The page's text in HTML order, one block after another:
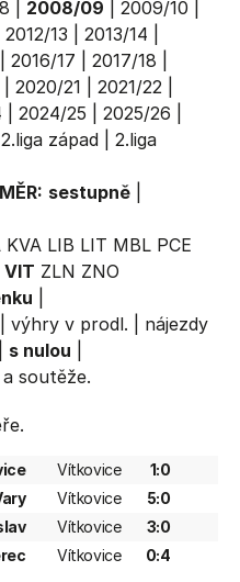
2008/09 2009/10
2012/13 2013/14
2016/17 2017/18
2020/21 2021/22
2024/25 2025/26
2.liga západ
2.liga
sestupně
KVA LIB LIT MBL PCE
VIT ZLN ZNO
výhry v prodl.
nájezdy
s nulou
soutěže.
Vítkovice
1:0
Vítkovice
5:0
Vítkovice
3:0
Vítkovice 0:4